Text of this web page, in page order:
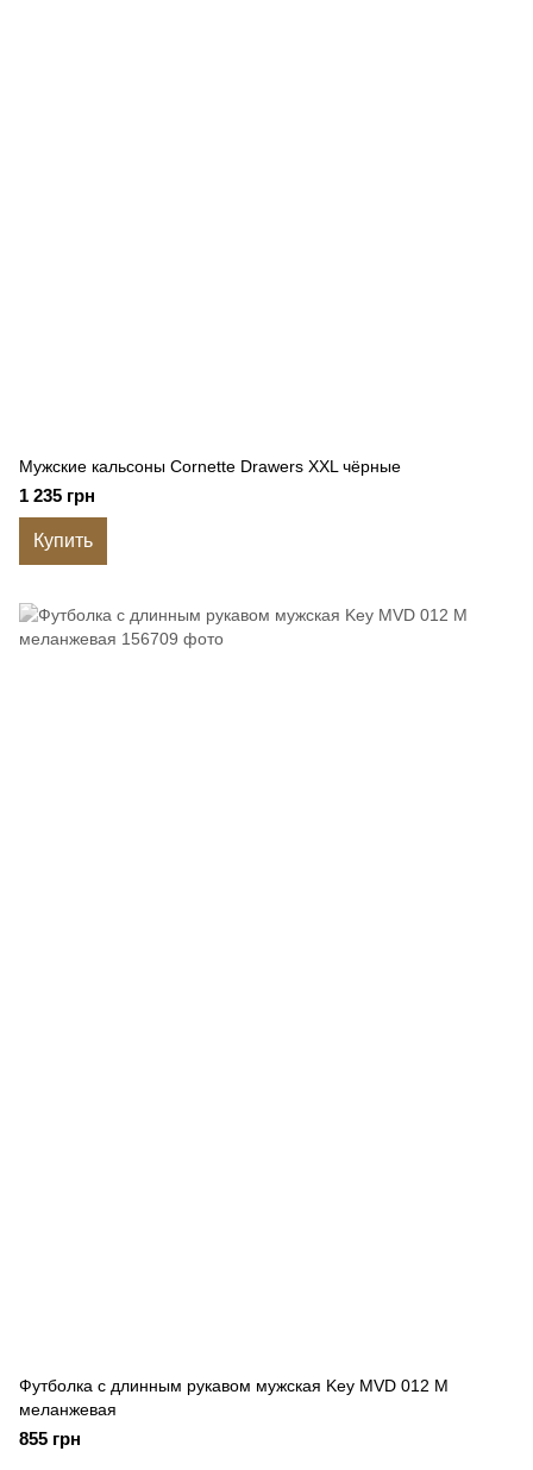
Мужские кальсоны Cornette Drawers XXL чёрные
1 235 грн
Купить
Футболка с длинным рукавом мужская Key MVD 012 M
меланжевая
855 грн